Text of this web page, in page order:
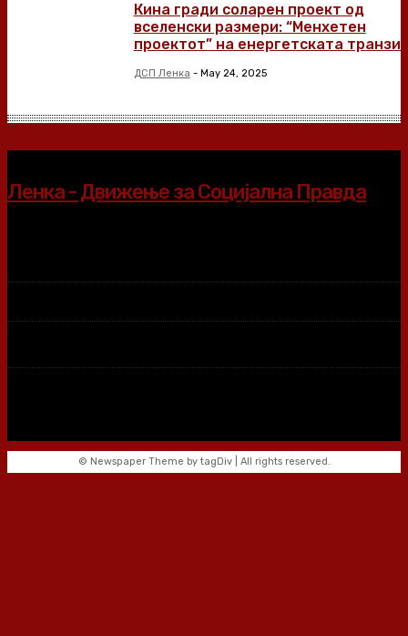
Кина гради соларен проект од
вселенски размери: “Менхетен
проектот” на енергетската
ДСП Ленка - May 24, 2025
Ленка - Движење за Социјална Правда
© Newspaper Theme by tagDiv | All rights reserved.